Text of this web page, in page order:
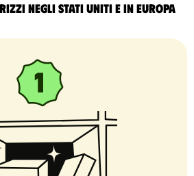
negli Stati Uniti e in Europa